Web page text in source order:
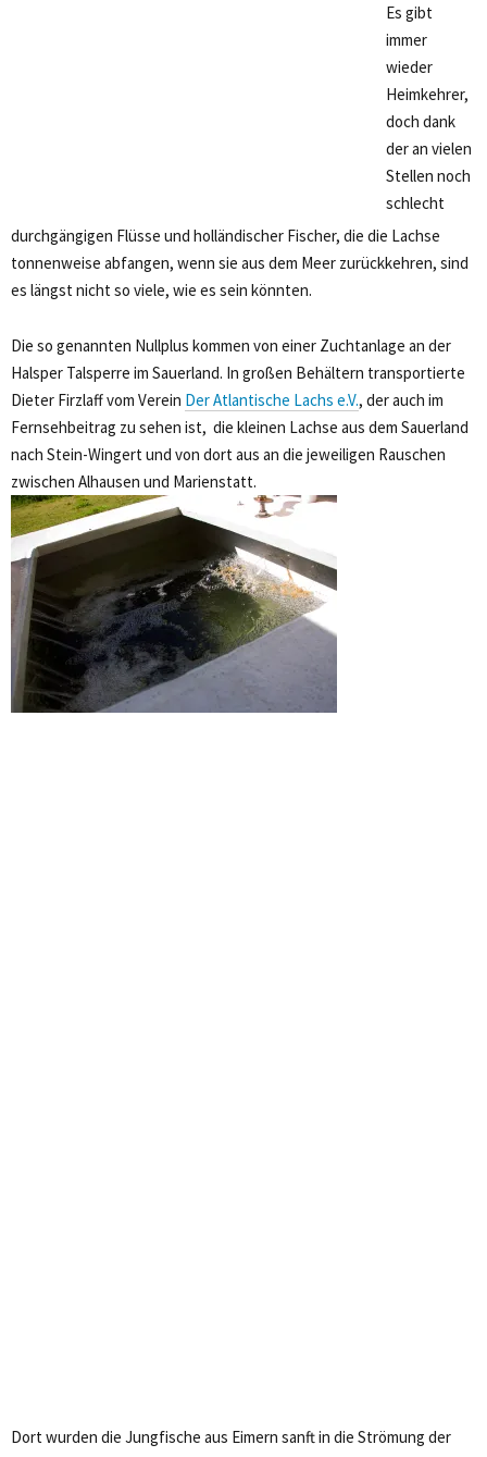
Es gibt
immer
wieder
Heimkehrer,
doch dank
der an vielen
Stellen noch
schlecht
durchgängigen Flüsse und holländischer Fischer, die die Lachse
tonnenweise abfangen, wenn sie aus dem Meer zurückkehren, sind
es längst nicht so viele, wie es sein könnten.
Die so genannten Nullplus kommen von einer Zuchtanlage an der
Halsper Talsperre im Sauerland. In großen Behältern transportierte
Dieter Firzlaff vom Verein Der Atlantische Lachs e.V., der auch im
Fernsehbeitrag zu sehen ist, die kleinen Lachse aus dem Sauerland
nach Stein-Wingert und von dort aus an die jeweiligen Rauschen
zwischen Alhausen und Marienstatt.
Dort wurden die Jungfische aus Eimern sanft in die Strömung der